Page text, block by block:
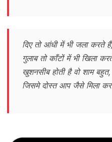
दिए तो आंधी में भी जला करते
गुलाब तो काँटों में भी खिला
खुशनसीब होती है वो शाम बहुत,
जिसमे दोस्त आप जैसे मिला